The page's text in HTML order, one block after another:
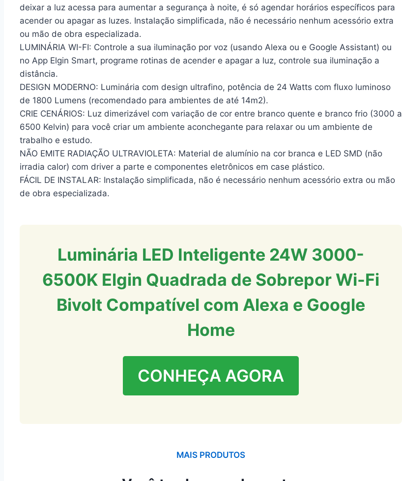
deixar a luz acessa para aumentar a segurança à noite, é só agendar horários específicos para
acender ou apagar as luzes. Instalação simplificada, não é necessário nenhum acessório extra
ou mão de obra especializada.
LUMINÁRIA WI-FI: Controle a sua iluminação por voz (usando Alexa ou e Google Assistant) ou
no App Elgin Smart, programe rotinas de acender e apagar a luz, controle sua iluminação a
distância.
DESIGN MODERNO: Luminária com design ultrafino, potência de 24 Watts com fluxo luminoso
de 1800 Lumens (recomendado para ambientes de até 14m2).
CRIE CENÁRIOS: Luz dimerizável com variação de cor entre branco quente e branco frio (3000 a
6500 Kelvin) para você criar um ambiente aconchegante para relaxar ou um ambiente de
trabalho e estudo.
NÃO EMITE RADIAÇÃO ULTRAVIOLETA: Material de alumínio na cor branca e LED SMD (não
irradia calor) com driver a parte e componentes eletrônicos em case plástico.
FÁCIL DE INSTALAR: Instalação simplificada, não é necessário nenhum acessório extra ou mão
de obra especializada.
Luminária LED Inteligente 24W 3000-
6500K Elgin Quadrada de Sobrepor Wi-Fi
Bivolt Compatível com Alexa e Google
Home
CONHEÇA AGORA
MAIS PRODUTOS